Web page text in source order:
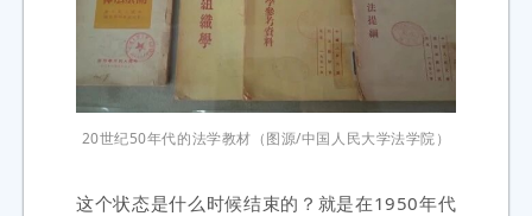
20世纪50年代的法学教材（图源/中国人民大学法学院）
这个状态是什么时候结束的？就是在1950年代